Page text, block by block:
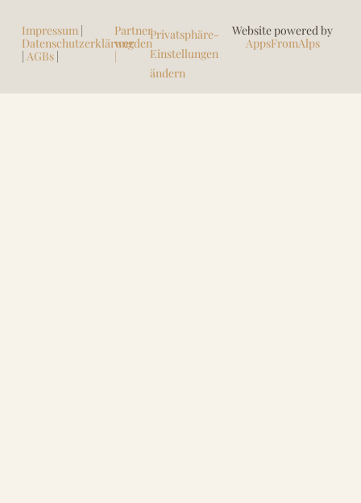
Impressum|
Datenschutzerklärung
| AGBs|
Partner
werden
|
Privatsphäre-
Einstellungen
ändern
Website powered by
AppsFromAlps